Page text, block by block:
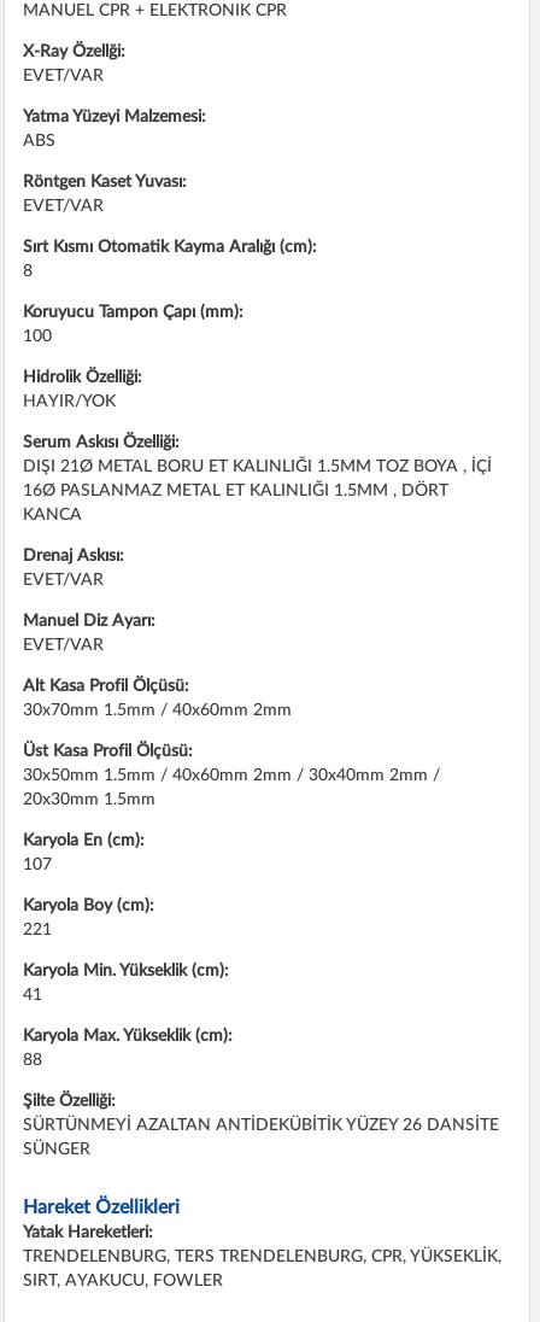
MANUEL CPR + ELEKTRONIK CPR
X-Ray Özellği:
EVET/VAR
Yatma Yüzeyi Malzemesi:
ABS
Röntgen Kaset Yuvası:
EVET/VAR
Sırt Kısmı Otomatik Kayma Aralığı (cm):
8
Koruyucu Tampon Çapı (mm):
100
Hidrolik Özelliği:
HAYIR/YOK
Serum Askısı Özelliği:
DIŞI 21Ø METAL BORU ET KALINLIĞI 1.5MM TOZ BOYA , İÇİ
16Ø PASLANMAZ METAL ET KALINLIĞI 1.5MM , DÖRT
KANCA
Drenaj Askısı:
EVET/VAR
Manuel Diz Ayarı:
EVET/VAR
Alt Kasa Profil Ölçüsü:
30x70mm 1.5mm / 40x60mm 2mm
Üst Kasa Profil Ölçüsü:
30x50mm 1.5mm / 40x60mm 2mm / 30x40mm 2mm /
20x30mm 1.5mm
Karyola En (cm):
107
Karyola Boy (cm):
221
Karyola Min. Yükseklik (cm):
41
Karyola Max. Yükseklik (cm):
88
Şilte Özelliği:
SÜRTÜNMEYİ AZALTAN ANTİDEKÜBİTİK YÜZEY 26 DANSİTE
SÜNGER
Hareket Özellikleri
Yatak Hareketleri:
TRENDELENBURG, TERS TRENDELENBURG, CPR, YÜKSEKLİK,
SIRT, AYAKUCU, FOWLER